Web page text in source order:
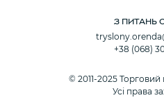
З ПИТАНЬ
+38 (068)
© 2011-2025
Усі права